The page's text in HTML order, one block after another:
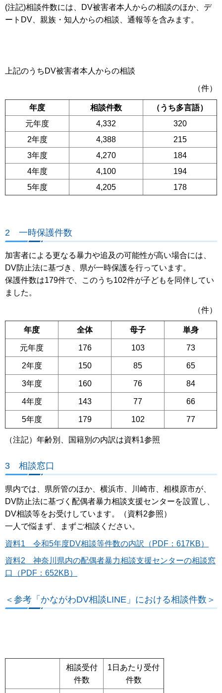
(注記)相談件数には、DV被害者本人からの相談のほか、デ
ートDV、親族・知人からの相談、通報等を含みます。
上記のうちDV被害者本人からの相談
（件）
年度 相談件数
（うち多言語）
元年度
4,332
320
2年度
4,388
215
3年度
4,270
184
4年度
4,100
194
5年度
4,205 178
2 一時保護件数
加害者による更なる暴力や追及の可能性が高い場合には、
DV防止法に基づき、県が一時保護を行っています。
保護件数は179件で、このうち102件が子どもを同伴してい
ました。
（件）
年度 全体 母子 単身
元年度 176 103 73
2年度 150 85 65
3年度 160 76 84
4年度 143 77 66
5年度 179 102 77
（注記）年齢別、国籍別の内訳は資料1参照
3 相談窓口
県内では、県所管のほか、横浜市、川崎市、相模原市が、
DV防止法に基づく配偶者暴力相談支援センターを設置し、
DV相談等をお受けしています。（資料2参照）
一人で悩まず、まずご相談ください。
資料1 令和5年度DV相談等件数の内訳（PDF：617KB）
資料2 神奈川県内の配偶者暴力相談支援センターの相談窓
口（PDF：652KB）
＜参考「かながわDV相談LINE」における相談件数＞
相談受付
件数
1日あたり受付
件数